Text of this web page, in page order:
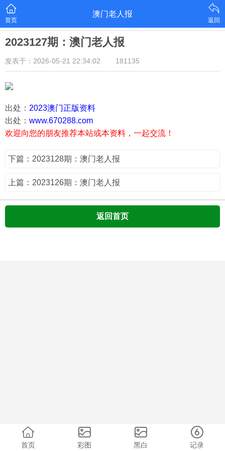
首页
澳门老人报
返回
2023127期：澳门老人报
发表于：2026-05-21 22:34:02 181135
出处： 2023澳门正版资料
出处： www.670288.com
欢迎向您的朋友推荐本站或本资料，一起交流！
下篇：2023128期：澳门老人报
上篇：2023126期：澳门老人报
返回首页
首页 彩图 黑白 记录